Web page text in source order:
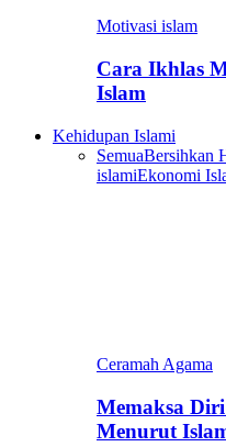
Motivasi islam
Cara Ikhlas
Islam
Kehidupan Islami
SemuaBersihkan
islamiEkonomi
Ceramah Agama
Memaksa
Menurut